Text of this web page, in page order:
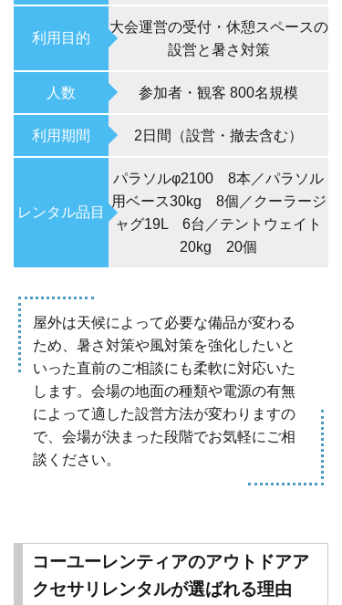
利用目的
大会運営の受付・休憩スペースの
設営と暑さ対策
人数 参加者・観客 800名規模
利用期間 2日間（設営・撤去含む）
レンタル品目
パラソルφ2100 8本／パラソル
用ベース30kg 8個／クーラージ
ャグ19L 6台／テントウェイト
20kg 20個
屋外は天候によって必要な備品が変わる
ため、暑さ対策や風対策を強化したいと
いった直前のご相談にも柔軟に対応いた
します。会場の地面の種類や電源の有無
によって適した設営方法が変わりますの
で、会場が決まった段階でお気軽にご相
談ください。
コーユーレンティアのアウトドアア
クセサリレンタルが選ばれる理由